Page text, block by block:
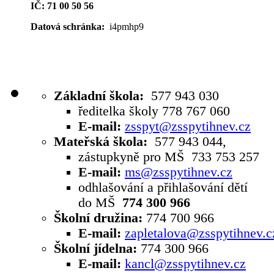
IČ: 71 00 50 56
Datová schránka: i4pmhp9
Základní škola: 577 943 030
ředitelka školy 778 767 060
E-mail: zsspyt@zsspytihnev.cz
Mateřská škola: 577 943 044,
zástupkyně pro MŠ 733 753 257
E-mail: ms@zsspytihnev.cz
odhlašování a přihlašování dětí
do MŠ 774 300 966
Školní družina: 774 700 966
E-mail:
Školní jídelna: 774 300 966
E-mail: kancl@zsspytihnev.cz